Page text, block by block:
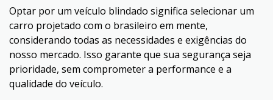
Optar por um veículo blindado significa selecionar um
carro projetado com o brasileiro em mente,
considerando todas as necessidades e exigências do
nosso mercado. Isso garante que sua segurança seja
prioridade, sem comprometer a performance e a
qualidade do veículo.